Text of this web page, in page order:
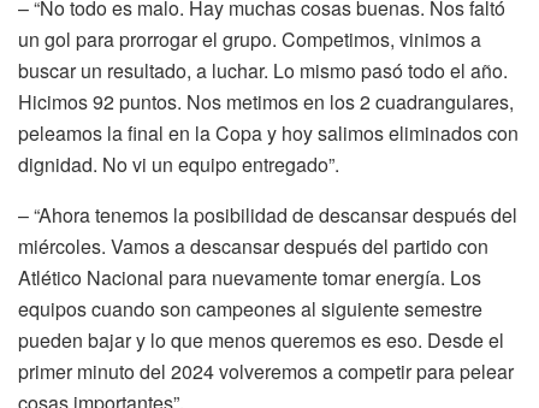
– “No todo es malo. Hay muchas cosas buenas. Nos faltó
un gol para prorrogar el grupo. Competimos, vinimos a
buscar un resultado, a luchar. Lo mismo pasó todo el año.
Hicimos 92 puntos. Nos metimos en los 2 cuadrangulares,
peleamos la final en la Copa y hoy salimos eliminados con
dignidad. No vi un equipo entregado”.
– “Ahora tenemos la posibilidad de descansar después del
miércoles. Vamos a descansar después del partido con
Atlético Nacional para nuevamente tomar energía. Los
equipos cuando son campeones al siguiente semestre
pueden bajar y lo que menos queremos es eso. Desde el
primer minuto del 2024 volveremos a competir para pelear